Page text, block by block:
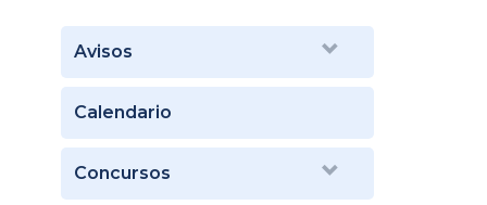
Avisos
Calendario
Concursos